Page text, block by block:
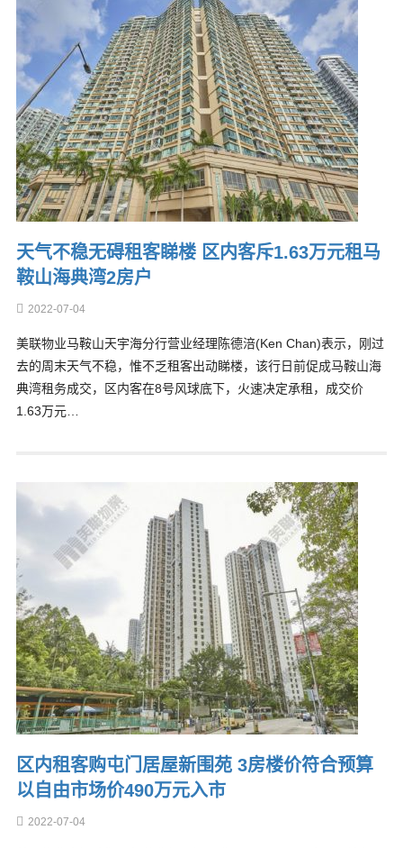
天气不稳无碍租客睇楼 区内客斥1.63万元租马
鞍山海典湾2房户
2022-07-04
美联物业马鞍山天宇海分行营业经理陈德涪(Ken Chan)表示，刚过
去的周末天气不稳，惟不乏租客出动睇楼，该行日前促成马鞍山海
典湾租务成交，区内客在8号风球底下，火速决定承租，成交价
1.63万元…
区内租客购屯门居屋新围苑 3房楼价符合预算
以自由市场价490万元入市
2022-07-04